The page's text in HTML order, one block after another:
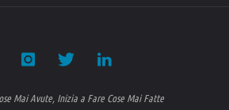
Mai Avute, Inizia a Fare Cose Mai Fatte